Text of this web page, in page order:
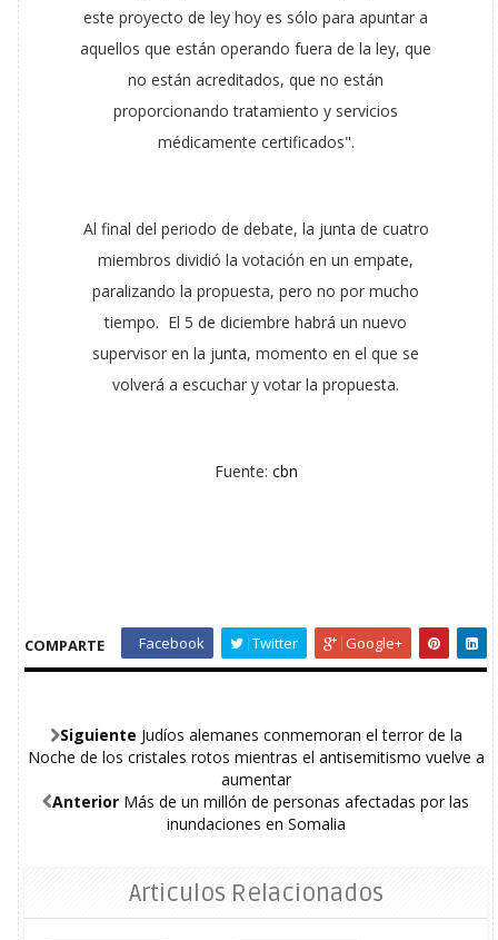
este proyecto de ley hoy es sólo para apuntar a
aquellos que están operando fuera de la ley, que
no están acreditados, que no están
proporcionando tratamiento y servicios
médicamente certificados".
Al final del periodo de debate, la junta de cuatro
miembros dividió la votación en un empate,
paralizando la propuesta, pero no por mucho
tiempo. El 5 de diciembre habrá un nuevo
supervisor en la junta, momento en el que se
volverá a escuchar y votar la propuesta.
Fuente: cbn
COMPARTE Facebook Twitter Google+
Siguiente Judíos alemanes conmemoran el terror de la
Noche de los cristales rotos mientras el antisemitismo vuelve a
aumentar
Anterior Más de un millón de personas afectadas por las
inundaciones en Somalia
Articulos Relacionados